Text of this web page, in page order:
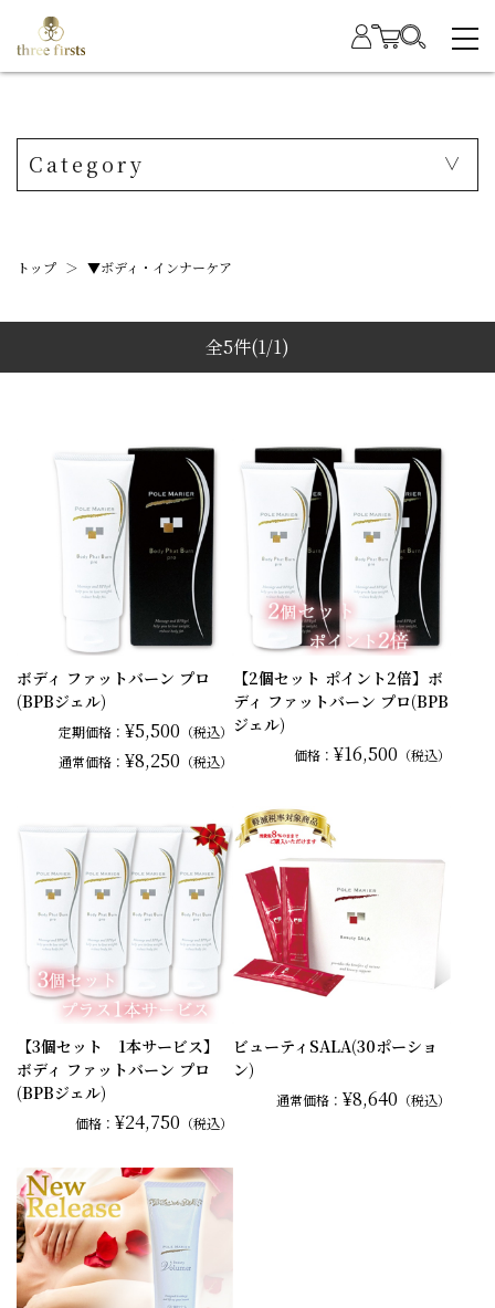
Category
トップ ＞ ▼ボディ・インナーケア
全5件(1/1)
ボディ ファットバーン プロ
(BPBジェル)
定期価格： ¥5,500 （税込）
通常価格： ¥8,250 （税込）
【2個セット ポイント2倍】ボ
ディ ファットバーン プロ(BPB
ジェル)
価格： ¥16,500 （税込）
【3個セット 1本サービス】
ボディ ファットバーン プロ
(BPBジェル)
価格：¥24,750 （税込）
ビューティSALA(30ポーショ
ン)
通常価格： ¥8,640 （税込）